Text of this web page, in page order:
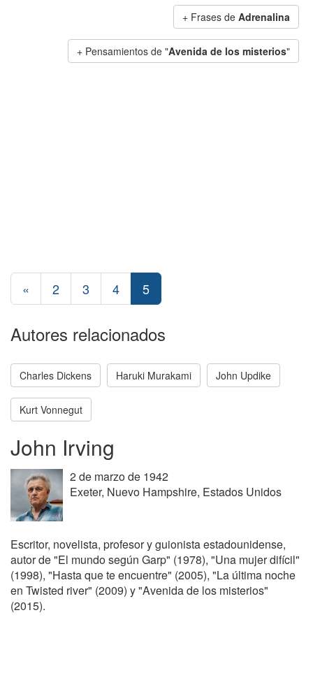
+ Frases de Adrenalina
+ Pensamientos de "Avenida de los misterios"
« 2 3 4 5
Autores relacionados
Charles Dickens Haruki Murakami John Updike
Kurt Vonnegut
John Irving
2 de marzo de 1942
Exeter, Nuevo Hampshire, Estados Unidos
Escritor, novelista, profesor y guionista estadounidense,
autor de "El mundo según Garp" (1978), "Una mujer difícil"
(1998), "Hasta que te encuentre" (2005), "La última noche
en Twisted river" (2009) y "Avenida de los misterios"
(2015).